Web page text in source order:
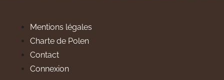
Mentions légales
Charte de Polen
Contact
Connexion